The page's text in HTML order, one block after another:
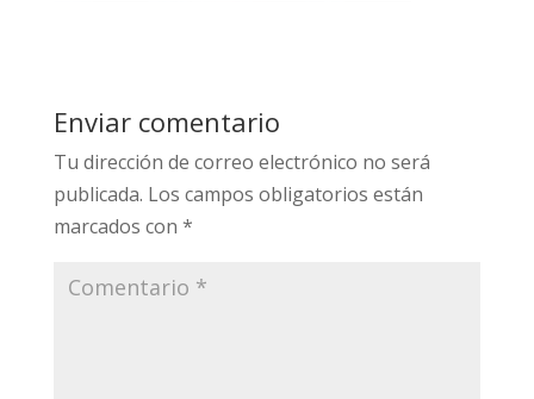
Enviar comentario
Tu dirección de correo electrónico no será
publicada. Los campos obligatorios están
marcados con *